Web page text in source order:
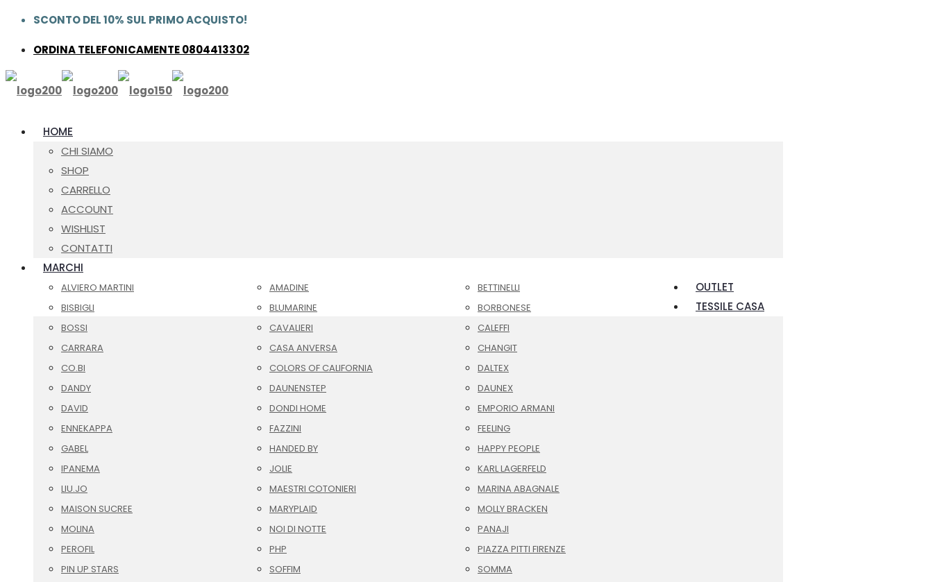
SCONTO DEL 10% SUL PRIMO ACQUISTO!
ORDINA TELEFONICAMENTE 0804413302
HOME
CHI SIAMO
SHOP
CARRELLO
ACCOUNT
WISHLIST
CONTATTI
MARCHI
ALVIERO MARTINI AMADINE
BETTINELLI
BISBIGLI
BLUMARINE
BORBONESE
BOSSI
CAVALIERI
CALEFFI
CARRARA
CASA ANVERSA
CHANGIT
CO.BI
COLORS OF CALIFORNIA
DALTEX
DANDY
DAUNENSTEP
DAUNEX
DAVID
DONDI HOME
EMPORIO ARMANI
ENNEKAPPA
FAZZINI
FEELING
GABEL
HANDED BY
HAPPY PEOPLE
IPANEMA
JOLIE
KARL LAGERFELD
LIU.JO
MAESTRI COTONIERI
MARINA ABAGNALE
MAISON SUCREE
MARYPLAID
MOLLY BRACKEN
MOLINA
NOI DI NOTTE
PANAJI
PEROFIL
PHP
PIAZZA PITTI FIRENZE
PIN UP STARS
SOFFIM
SOMMA
OUTLET
TESSILE CASA